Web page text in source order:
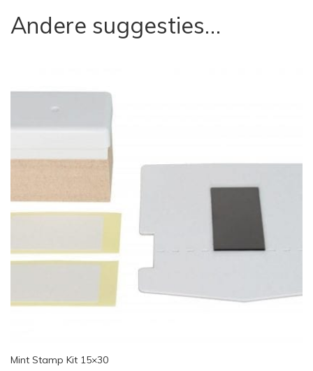
Andere suggesties…
Mint Stamp Kit 15×30